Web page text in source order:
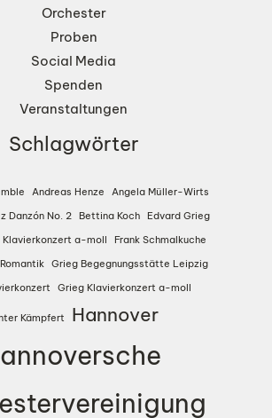
Orchester
Proben
Social Media
Spenden
Veranstaltungen
Schlagwörter
Andreas Henze
Angela Müller-Wirts
Danzón No. 2 Bettina Koch Edvard Grieg
Klavierkonzert a-moll
Frank Schmalkuche
Grieg Begegnungsstätte Leipzig
Grieg Klavierkonzert a-moll
Kämpfert Hannover